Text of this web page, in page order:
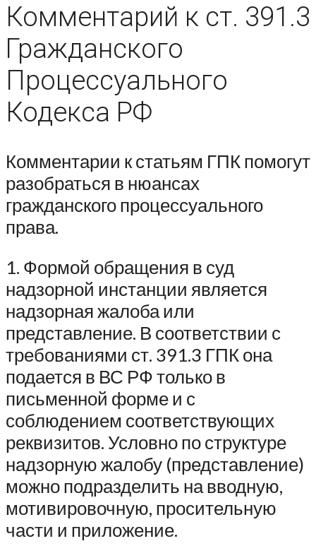
Комментарий к ст. 391.3
Гражданского
Процессуального
Кодекса РФ
Комментарии к статьям ГПК помогут
разобраться в нюансах
гражданского процессуального
права.
1. Формой обращения в суд
надзорной инстанции является
надзорная жалоба или
представление. В соответствии с
требованиями ст. 391.3 ГПК она
подается в ВС РФ только в
письменной форме и с
соблюдением соответствующих
реквизитов. Условно по структуре
надзорную жалобу (представление)
можно подразделить на вводную,
мотивировочную, просительную
части и приложение.